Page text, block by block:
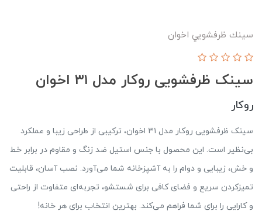
سينك ظرفشويي اخوان
سینک ظرفشویی روکار مدل ۳۱ اخوان
روکار
سینک ظرفشویی روکار مدل ۳۱ اخوان، ترکیبی از طراحی زیبا و عملکرد
بی‌نظیر است. این محصول با جنس استیل ضد زنگ و مقاوم در برابر خط
و خش، زیبایی و دوام را به آشپزخانه شما می‌آورد. نصب آسان، قابلیت
تمیزکردن سریع و فضای کافی برای شستشو، تجربه‌ای متفاوت از راحتی
و کارایی را برای شما فراهم می‌کند. بهترین انتخاب برای هر خانه!